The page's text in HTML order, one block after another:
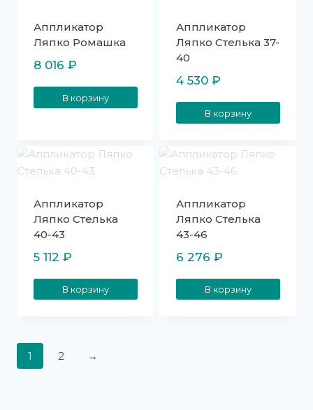
Аппликатор
Ляпко Ромашка
8 016 ₽
В корзину
Аппликатор
Ляпко Стелька 37-
40
4 530 ₽
В корзину
Аппликатор
Ляпко Стелька
40-43
5 112 ₽
В корзину
Аппликатор
Ляпко Стелька
43-46
6 276 ₽
В корзину
1 2 →